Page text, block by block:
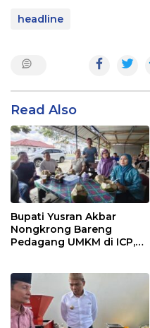
headline
Read Also
Bupati Yusran Akbar
Nongkrong Bareng
Pedagang UMKM di ICP,
Kerakyatan